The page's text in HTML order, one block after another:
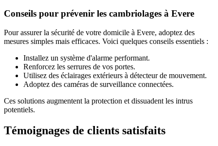
Conseils pour prévenir les cambriolages à Evere
Pour assurer la sécurité de votre domicile à Evere, adoptez des
mesures simples mais efficaces. Voici quelques conseils essentiels :
Installez un système d'alarme performant.
Renforcez les serrures de vos portes.
Utilisez des éclairages extérieurs à détecteur de mouvement.
Adoptez des caméras de surveillance connectées.
Ces solutions augmentent la protection et dissuadent les intrus
potentiels.
Témoignages de clients satisfaits